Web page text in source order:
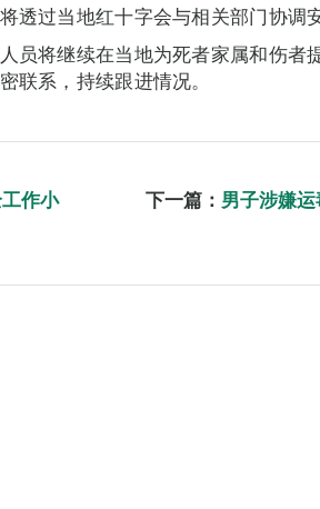
透过当地红十字会与相关部门协调安
员将继续在当地为死者家属和伤者
联系，持续跟进情况。
作小
下一篇： 男子涉嫌